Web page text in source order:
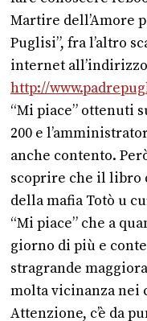
Martire dell’Amore
Puglisi”, fra l’altro
internet all’indirizzo
http://
“Mi piace” ottenuti
200 e
anche contento.
scoprire che il libro
della mafia Totò u
“Mi piace” che a
giorno di più e
stragrande
molta vicinanza nei
Attenzione, c’è da